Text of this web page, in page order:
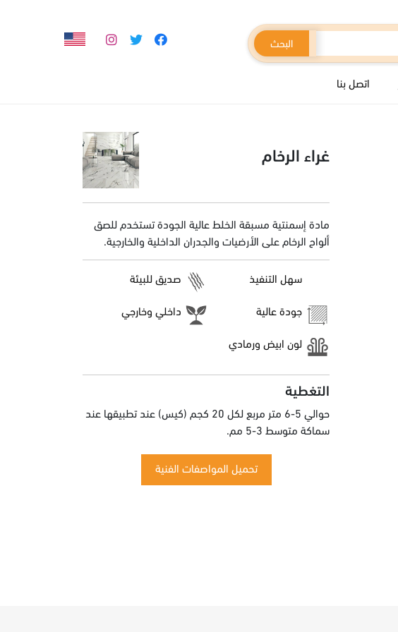
البحث
اتصل بنا
غراء الرخام
مادة إسمنتية مسبقة الخلط عالية الجودة تستخدم للصق
ألواح الرخام على الأرضيات والجدران الداخلية والخارجية.
سهل التنفيذ صديق للبيئة
جودة عالية داخلي وخارجي
لون ابيض ورمادي
التغطية
حوالي 5-6 متر مربع لكل 20 كجم (كيس) عند تطبيقها عند
سماكة متوسط 3-5 مم.
تحميل المواصفات الفنية